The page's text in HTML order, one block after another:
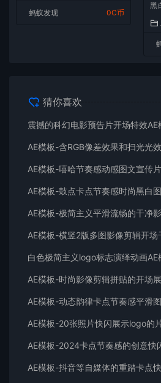
蚂蚁发现 0C币
黑
猜你喜欢
震撼的科幻电影预告片开场特效AE
AE模板-嘻哈节奏感动感图文宣传
白色极简主义logo标志演绎动画AE
AE模板-20张照片快闪展示logo的